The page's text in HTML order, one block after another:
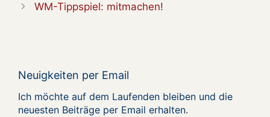
WM-Tippspiel: mitmachen!
Neuigkeiten per Email
Ich möchte auf dem Laufenden bleiben und die
neuesten Beiträge per Email erhalten.